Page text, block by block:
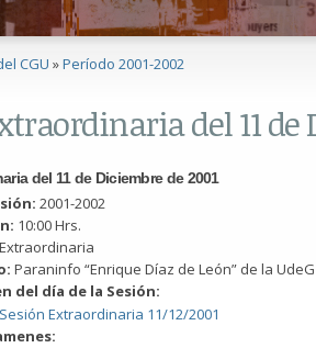
CGU »Período 2001-2002
del 11 de
del 11 de Diciembre de 2001
2001-2002
10:00 Hrs.
Extraordinaria
Paraninfo “Enrique Díaz de León” de la UdeG
del día de la Sesión:
Extraordinaria 11/12/2001